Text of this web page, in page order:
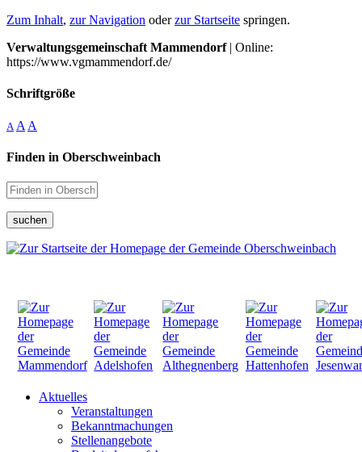
Zum Inhalt, zur Navigation oderzur Startseite springen.
Verwaltungsgemeinschaft Mammendorf| Online:
https://www.vgmammendorf.de/
Schriftgröße
A A A
Finden in Oberschweinbach
suchen
Aktuelles
Veranstaltungen
Bekanntmachungen
Stellenangebote